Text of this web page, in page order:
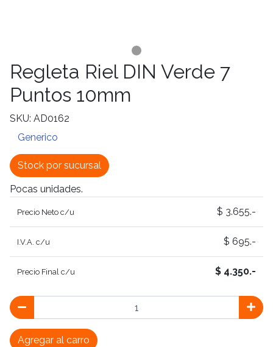
Regleta Riel DIN Verde 7
Puntos 10mm
SKU: AD0162
Generico
Stock por sucursal
Pocas unidades.
Precio Neto c/u $ 3.655.-
I.V.A. c/u $ 695.-
Precio Final c/u $ 4.350.-
Agregar al carro